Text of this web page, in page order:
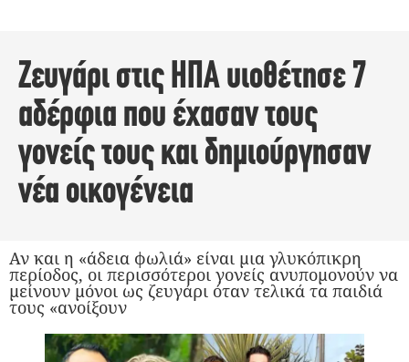
Ζευγάρι στις ΗΠΑ υιοθέτησε 7
αδέρφια που έχασαν τους
γονείς τους και δημιούργησαν
νέα οικογένεια
Αν και η «άδεια φωλιά» είναι μια γλυκόπικρη
περίοδος, οι περισσότεροι γονείς ανυπομονούν να
μείνουν μόνοι ως ζευγάρι όταν τελικά τα παιδιά
τους «ανοίξουν